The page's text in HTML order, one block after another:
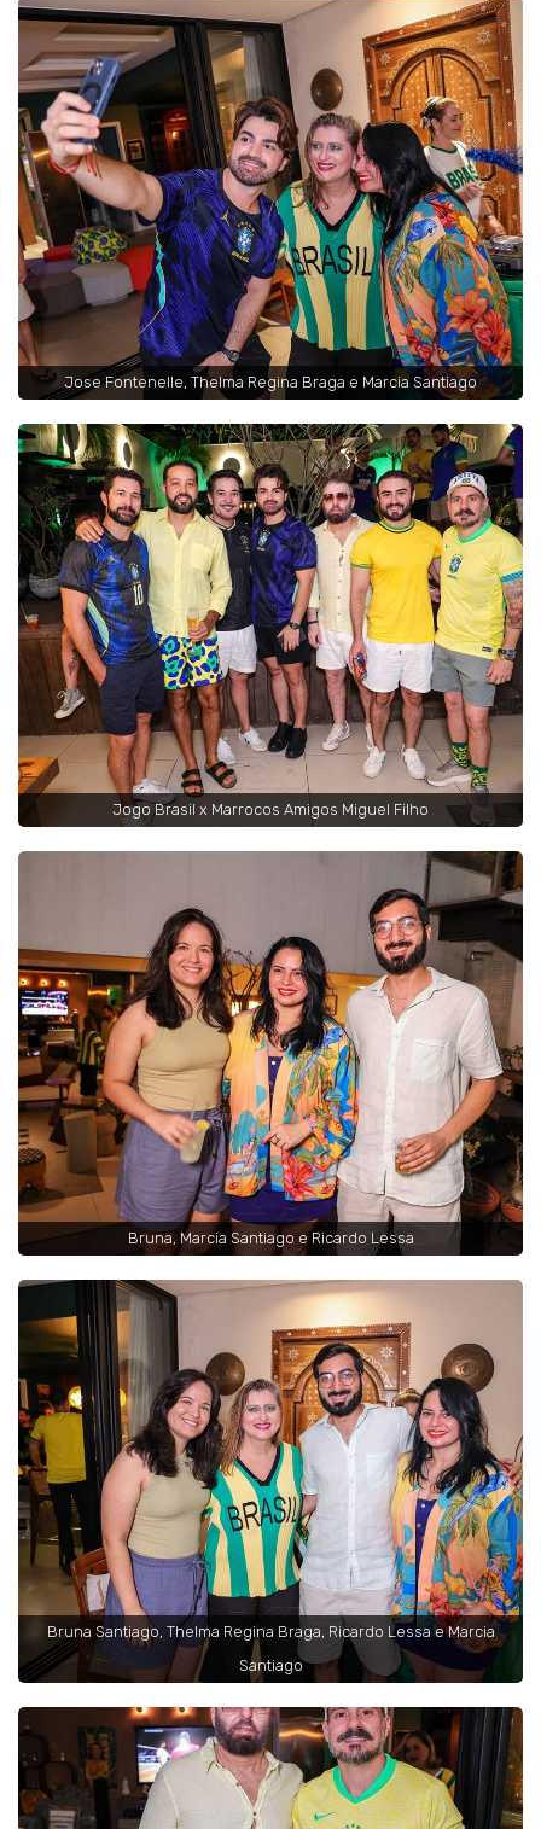
Jose Fontenelle, Thelma Regina Braga e Marcia Santiago
Jogo Brasil x Marrocos Amigos Miguel Filho
Bruna, Marcia Santiago e Ricardo Lessa
Bruna Santiago, Thelma Regina Braga, Ricardo Lessa e Marcia
Santiago